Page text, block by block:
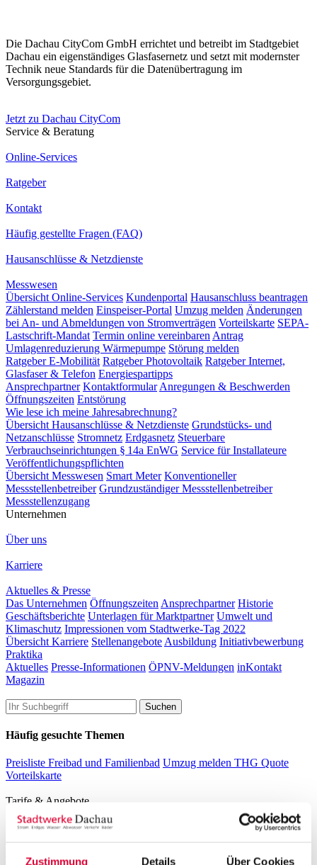
Zustimmung Details Über Cookies
Die Dachau CityCom GmbH errichtet und betreibt im Stadtgebiet
Dachau ein eigenständiges Glasfasernetz und setzt mit modernster
Technik neue Standards für die Datenübertragung im
Versorgungsgebiet.
Jetzt zu Dachau CityCom
Service & Beratung
Online-Services
Ratgeber
Kontakt
Häufig gestellte Fragen (FAQ)
Hausanschlüsse & Netzdienste
Messwesen
Übersicht Online-Services Kundenportal Hausanschluss beantragen
Zählerstand melden Einspeiser-Portal Umzug melden Änderungen
bei An- und Abmeldungen von Stromverträgen Vorteilskarte SEPA-
Lastschrift-Mandat Termin online vereinbaren Antrag
Umlagenreduzierung Wärmepumpe Störung melden
Ratgeber E-Mobilität Ratgeber Photovoltaik Ratgeber Internet,
Glasfaser & Telefon Energiespartipps
Ansprechpartner Kontaktformular Anregungen & Beschwerden
Öffnungszeiten Entstörung
Wie lese ich meine Jahresabrechnung?
Übersicht Hausanschlüsse & Netzdienste Grundstücks- und
Netzanschlüsse Stromnetz Erdgasnetz Steuerbare
Verbrauchseinrichtungen § 14a EnWG Service für Installateure
Veröffentlichungspflichten
Übersicht Messwesen Smart Meter Konventioneller
Messstellenbetreiber Grundzuständiger Messstellenbetreiber
Messstellenzugang
Unternehmen
Über uns
Karriere
Aktuelles & Presse
Das Unternehmen Öffnungszeiten Ansprechpartner Historie
Geschäftsberichte Unterlagen für Marktpartner Umwelt und
Klimaschutz Impressionen vom Stadtwerke-Tag 2022
Übersicht Karriere Stellenangebote Ausbildung Initiativbewerbung
Praktika
Aktuelles Presse-Informationen ÖPNV-Meldungen inKontakt
Magazin
Häufig gesuchte Themen
Preisliste Freibad und Familienbad Umzug melden THG Quote
Vorteilskarte
Tarife & Angebote
Strom